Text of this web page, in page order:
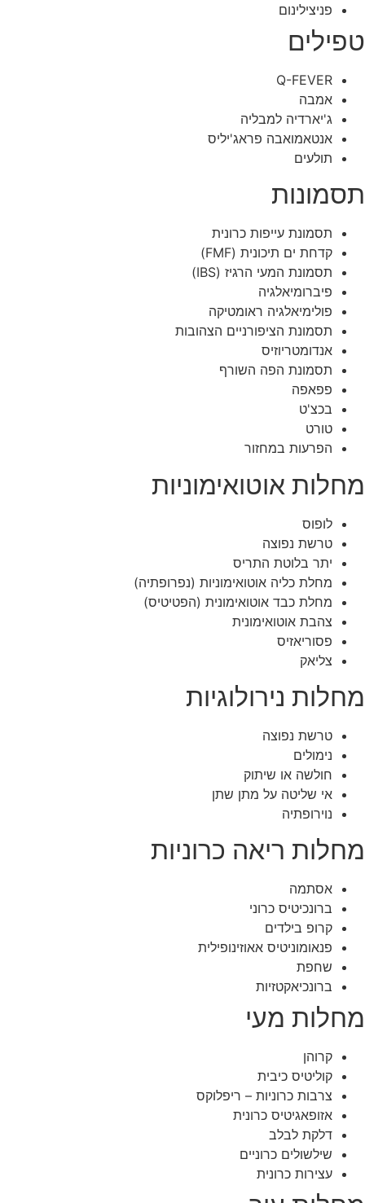
פניצילינום
טפילים
Q-FEVER
אמבה
ג'יארדיה למבליה
אנטאמואבה פראג'יליס
תולעים
תסמונות
תסמונת עייפות כרונית
קדחת ים תיכונית (FMF)
תסמונת המעי הרגיז (IBS)
פיברומיאלגיה
פולימיאלגיה ראומטיקה
תסמונת הציפורניים הצהובות
אנדומטריוזיס
תסמונת הפה השורף
פפאפה
בכצ'ט
טורט
הפרעות במחזור
מחלות אוטואימוניות
לופוס
טרשת נפוצה
יתר בלוטת התריס
מחלת כליה אוטואימוניות (נפרופתיה)
מחלת כבד אוטואימונית (הפטיטיס)
צהבת אוטואימונית
פסוריאזיס
צליאק
מחלות נירולוגיות
טרשת נפוצה
נימולים
חולשה או שיתוק
אי שליטה על מתן שתן
נוירופתיה
מחלות ריאה כרוניות
אסתמה
ברונכיטיס כרוני
קרופ בילדים
פנאומוניטיס אאוזינופילית
שחפת
ברונכיאקטזיות
מחלות מעי
קרוהן
קוליטיס כיבית
צרבות כרוניות – ריפלוקס
אזופאגיטיס כרונית
דלקת לבלב
שילשולים כרוניים
עצירות כרונית